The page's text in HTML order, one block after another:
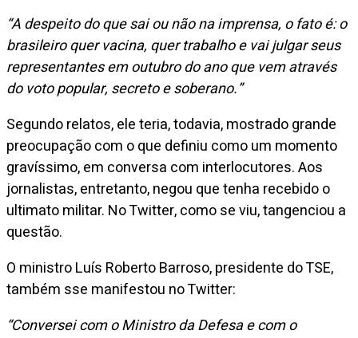
“A despeito do que sai ou não na imprensa, o fato é: o
brasileiro quer vacina, quer trabalho e vai julgar seus
representantes em outubro do ano que vem através
do voto popular, secreto e soberano.”
Segundo relatos, ele teria, todavia, mostrado grande
preocupação com o que definiu como um momento
gravíssimo, em conversa com interlocutores. Aos
jornalistas, entretanto, negou que tenha recebido o
ultimato militar. No Twitter, como se viu, tangenciou a
questão.
O ministro Luís Roberto Barroso, presidente do TSE,
também sse manifestou no Twitter:
“Conversei com o Ministro da Defesa e com o